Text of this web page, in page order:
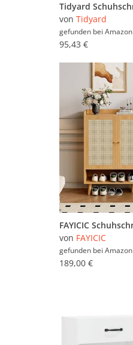
von Tidyard
gefunden bei Amazon
95,43 €
von FAYICIC
gefunden bei Amazon
189,00 €